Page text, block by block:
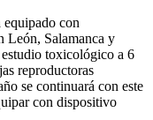
equipado con
León, Salamanca y
estudio toxicológico a 6
reproductoras
se continuará con este
con dispositivo